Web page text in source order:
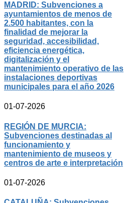
MADRID: Subvenciones a
ayuntamientos de menos de
2.500 habitantes, con la
finalidad de mejorar la
seguridad, accesibilidad,
eficiencia energética,
digitalización y el
mantenimiento operativo de las
instalaciones deportivas
municipales para el año 2026
01-07-2026
REGIÓN DE MURCIA:
Subvenciones destinadas al
funcionamiento y
mantenimiento de museos y
centros de arte e interpretación
01-07-2026